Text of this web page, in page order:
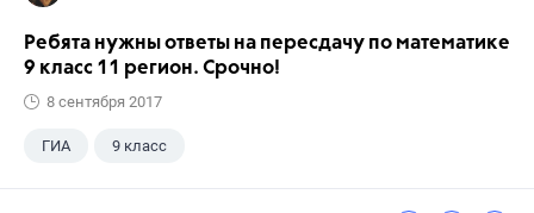
Ребята нужны ответы на пересдачу по математике
9 класс 11 регион. Срочно!
8 сентября 2017
ГИА 9 класс